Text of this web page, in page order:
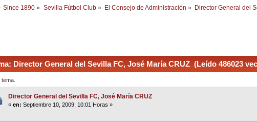
Since 1890 » Sevilla Fútbol Club» El Consejo de Administración » Director General del
Director General del Sevilla FC, José María CRUZ (Leído 486023
Director General del Sevilla FC, José María CRUZ
«en: Septiembre 10, 2009, 10:01 Horas »